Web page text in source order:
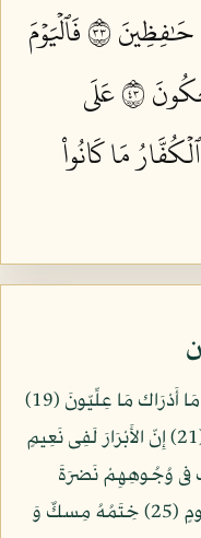
٣٣
فَٱلۡيَوۡمَ
٣٤
عَلَى
مَا كَانُواْ
كلا إِنّ كِتَب الأَبْرَارِ لَفِى عِلِّيِّينَ (18) وَ مَا أَدْرَاك مَا عِلِّيّونَ (19)
كِتَبٌ مّرْقُومٌ (20) يَشهَدُهُ المُْقَرّبُونَ (21) إِنّ الأَبْرَارَ لَفِى نَعِيمٍ
يَنظرُونَ (23) تَعْرِف فى وُجُوهِهِمْ نَضرَةَ
النّعِيمِ (24) يُسقَوْنَ مِن رّحِيقٍ مّخْتُومٍ (25) خِتَمُهُ مِسكٌ وَ